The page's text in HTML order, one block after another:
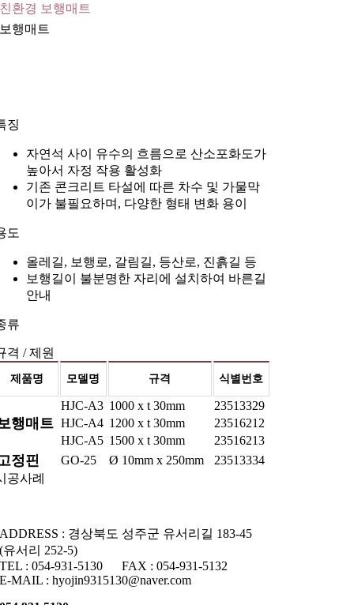
친환경 보행매트
보행매트
징
자연석 사이 유수의 흐름으로 산소포화도가
높아서 자정 작용 활성화
기존 콘크리트 타설에 따른 차수 및 가물막
이가 불필요하며, 다양한 형태 변화 용이
도
올레길, 보행로, 갈림길, 등산로, 진흙길 등
보행길이 불분명한 자리에 설치하여 바른길
안내
류
격 / 제원
제품명 모델명 규격 식별번호
행매트
HJC-A3 1000 x t 30mm
23513329
HJC-A4 1200 x t 30mm
23516212
HJC-A5 1500 x t 30mm 23516213
정핀 GO-25 Ø 10mm x 250mm
23513334
공사례
ADDRESS : 경상북도 성주군 유서리길 183-45
(유서리 252-5)
TEL : 054-931-5130 FAX : 054-931-5132
E-MAIL : hyojin9315130@naver.com